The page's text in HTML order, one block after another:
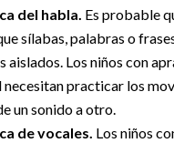
del habla. Es probable
sílabas, palabras o
aislados. Los niños con
necesitan practicar los
un sonido a otro.
de vocales. Los niños